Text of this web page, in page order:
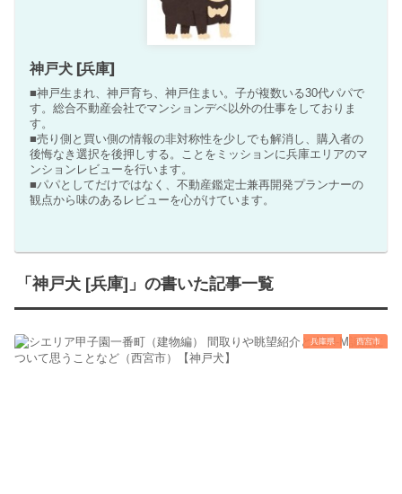
神戸犬 [兵庫]
■神戸生まれ、神戸育ち、神戸住まい。子が複数いる30代パパで
す。総合不動産会社でマンションデベ以外の仕事をしておりま
す。
■売り側と買い側の情報の非対称性を少しでも解消し、購入者の
後悔なき選択を後押しする。ことをミッションに兵庫エリアのマ
ンションレビューを行います。
■パパとしてだけではなく、不動産鑑定士兼再開発プランナーの
観点から味のあるレビューを心がけています。
「神戸犬 [兵庫]」の書いた記事一覧
兵庫県 西宮市